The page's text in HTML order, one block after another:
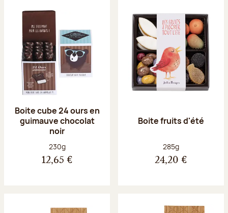
Boite cube 24 ours en
guimauve chocolat
noir
Poids net :
230g
12,65 €
Boite fruits d'été
Poids net :
285g
24,20 €